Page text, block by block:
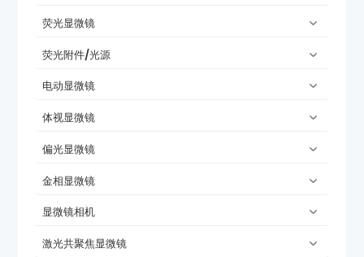
荧光显微镜
荧光附件/光源
电动显微镜
体视显微镜
偏光显微镜
金相显微镜
显微镜相机
激光共聚焦显微镜